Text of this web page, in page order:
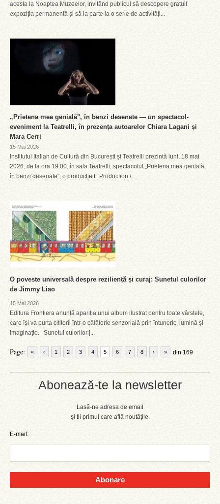
Abonează-te la newsletter
Lasă-ne adresa de email
și fii primul care află noutățile.
E-mail:
Abonare
acesta la Noaptea Muzeelor, invitând publicul să descopere gratuit
expoziția permanentă și să ia parte la o serie de activități...
„Prietena mea genială", în benzi desenate — un spectacol-
eveniment la Teatrelli, în prezența autoarelor Chiara Lagani și
Mara Cerri
15 Mai 2026
Institutul Italian de Cultură din București și Teatrelli prezintă luni, 18 mai
2026, de la ora 19:00, în sala Teatrelli, spectacolul „Prietena mea genială,
în benzi desenate", o producție E Production /...
O poveste universală despre reziliență și curaj: Sunetul culorilor
de Jimmy Liao
15 Mai 2026
Editura Frontiera anunță apariția unui album ilustrat pentru toate vârstele,
care își va purta cititorii într-o călătorie senzorială prin întuneric, lumină și
imaginație. Sunetul culorilor |...
Page: « ‹ 1 2 3 4 5 6 7 8 din 169
› »